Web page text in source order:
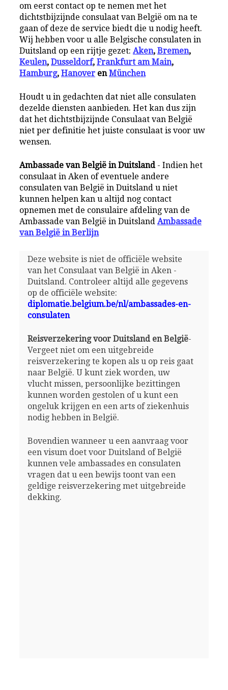
om eerst contact op te nemen met het
dichtstbijzijnde consulaat van België om na te
gaan of deze de service biedt die u nodig heeft.
Wij hebben voor u alle Belgische consulaten in
Duitsland op een rijtje gezet:Aken,Bremen,
Keulen,Dusseldorf,Frankfurt am Main,
Hamburg,Hanover enMünchen
Houdt u in gedachten dat niet alle consulaten
dezelde diensten aanbieden. Het kan dus zijn
dat het dichtstbijzijnde Consulaat van België
niet per definitie het juiste consulaat is voor uw
wensen.
Ambassade van België in Duitsland - Indien het
consulaat in Aken of eventuele andere
consulaten van België in Duitsland u niet
kunnen helpen kan u altijd nog contact
opnemen met de consulaire afdeling van de
Ambassade van België in Duitsland Ambassade
van België in Berlijn
Deze website is niet de officiële website
van het Consulaat van België in Aken -
Duitsland. Controleer altijd alle gegevens
op de officiële website:
diplomatie.belgium.be/nl/ambassades-en-
consulaten
Reisverzekering voor Duitsland en België-
Vergeet niet om een uitgebreide
reisverzekering te kopen als u op reis gaat
naar België. U kunt ziek worden, uw
vlucht missen, persoonlijke bezittingen
kunnen worden gestolen of u kunt een
ongeluk krijgen en een arts of ziekenhuis
nodig hebben in België.
Bovendien wanneer u een aanvraag voor
een visum doet voor Duitsland of België
kunnen vele ambassades en consulaten
vragen dat u een bewijs toont van een
geldige reisverzekering met uitgebreide
dekking.